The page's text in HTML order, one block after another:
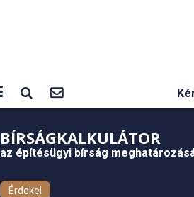
BÍRSÁGKALKULÁTOR
az építésügyi bírság
Érdekel